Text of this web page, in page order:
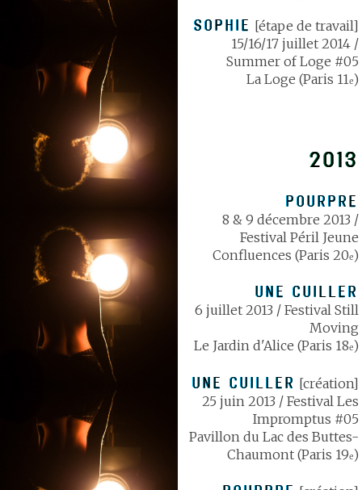
SOPHIE [étape de travail]
15/16/17 juillet 2014 /
Summer of Loge #05
La Loge (Paris 11e)
2013
POURPRE
8 & 9 décembre 2013 /
Festival Péril Jeune
Confluences (Paris 20e)
UNE CUILLER
6 juillet 2013 / Festival Still
Moving
Le Jardin d'Alice (Paris 18e)
UNE CUILLER [création]
25 juin 2013 / Festival Les
Impromptus #05
Pavillon du Lac des Buttes-
Chaumont (Paris 19e)